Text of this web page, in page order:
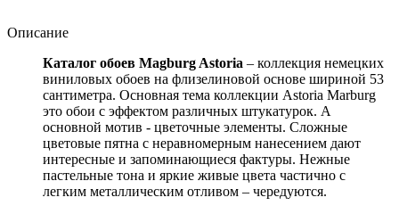
Описание
Каталог обоев Magburg Astoria – коллекция немецких
виниловых обоев на флизелиновой основе шириной 53
сантиметра. Основная тема коллекции Astoria Marburg
это обои с эффектом различных штукатурок. А
основной мотив - цветочные элементы. Сложные
цветовые пятна с неравномерным нанесением дают
интересные и запоминающиеся фактуры. Нежные
пастельные тона и яркие живые цвета частично с
легким металлическим отливом – чередуются.